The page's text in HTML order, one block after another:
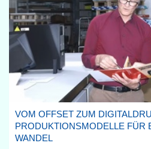
VOM OFFSET ZUM
PRODUKTIONSMODELLE FÜR
WANDEL